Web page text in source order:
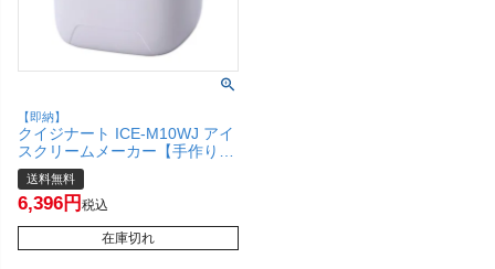
【即納】
クイジナート ICE-M10WJ アイ
スクリームメーカー【手作りア
イス 専用レシピ付き コンパク
ト】【Cuisinart】【宅配便送料
無料】(1216634)
送料無料
6,396 税込
在庫切れ